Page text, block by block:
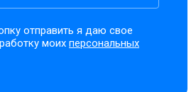
отправить я даю свое
моихперсональных